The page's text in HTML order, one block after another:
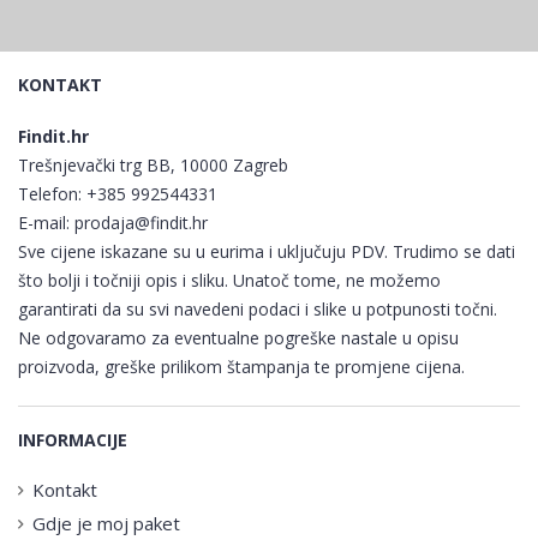
KONTAKT
Findit.hr
Trešnjevački trg BB, 10000 Zagreb
Telefon: +385 992544331
E-mail: prodaja@findit.hr
Sve cijene iskazane su u eurima i uključuju PDV. Trudimo se dati
što bolji i točniji opis i sliku. Unatoč tome, ne možemo
garantirati da su svi navedeni podaci i slike u potpunosti točni.
Ne odgovaramo za eventualne pogreške nastale u opisu
proizvoda, greške prilikom štampanja te promjene cijena.
INFORMACIJE
Kontakt
Gdje je moj paket